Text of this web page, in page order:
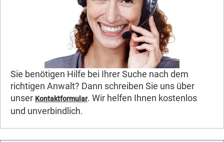
Sie benötigen Hilfe bei Ihrer Suche nach dem
richtigen Anwalt? Dann schreiben Sie uns über
unser Kontaktformular. Wir helfen Ihnen kostenlos
und unverbindlich.